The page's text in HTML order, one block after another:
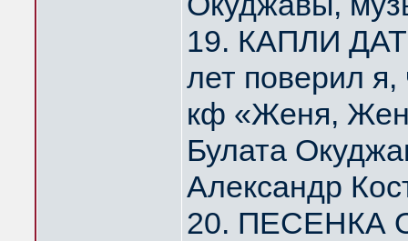
19. КАПЛИ
лет поверил
кф «Женя,
Булата
Александр
20.